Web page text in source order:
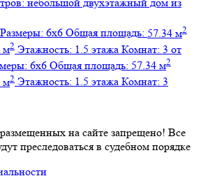
Размеры: 6х6 Общая площадь: 57.34 м2
м2 Этажность: 1.5 этажа Комнат: 3 от
6х6 Общая площадь: 57.34 м2
м2 Этажность: 1.5 этажа Комнат: 3
на сайте запрещено! Все
преследоваться в судебном порядке